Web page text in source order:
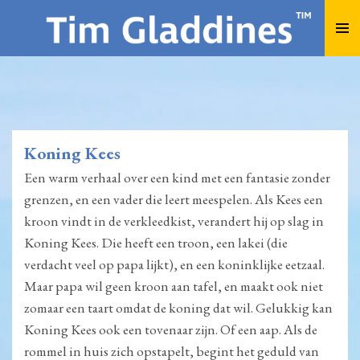
naar
Koning Kees
Een warm verhaal over een kind met een fantasie zonder
grenzen, en een vader die leert meespelen. Als Kees een
kroon vindt in de verkleedkist, verandert hij op slag in
Koning Kees. Die heeft een troon, een lakei (die
verdacht veel op papa lijkt), en een koninklijke eetzaal.
Maar papa wil geen kroon aan tafel, en maakt ook niet
zomaar een taart omdat de koning dat wil. Gelukkig kan
Koning Kees ook een tovenaar zijn. Of een aap. Als de
rommel in huis zich opstapelt, begint het geduld van